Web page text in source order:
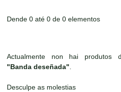
Dende 0 até 0 de 0 elementos
Actualmente non hai produtos
"Banda deseñada"
Desculpe as molestias